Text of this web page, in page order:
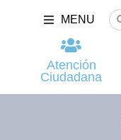
MENU
Atención
Ciudadana